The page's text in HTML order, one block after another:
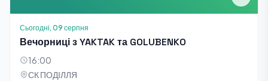
Сьогодні, 09 серпня
Вечорниці з YAKTAK та GOLUBENKO
16:00
СК ПОДІЛЛЯ